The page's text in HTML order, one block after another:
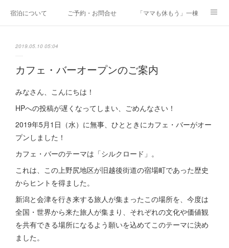
宿泊について ご予約・お問合せ 「ママも休もう」一棟貸しファ
2019.05.10 05:04
カフェ・バーオープンのご案内
みなさん、こんにちは！
HPへの投稿が遅くなってしまい、ごめんなさい！
2019年5月1日（水）に無事、ひとときにカフェ・バーがオー
プンしました！
カフェ・バーのテーマは「シルクロード」。
これは、この上野尻地区が旧越後街道の宿場町であった歴史
からヒントを得ました。
新潟と会津を行き来する旅人が集まったこの場所を、今度は
全国・世界から来た旅人が集まり、それぞれの文化や価値観
を共有できる場所になるよう願いを込めてこのテーマに決め
ました。